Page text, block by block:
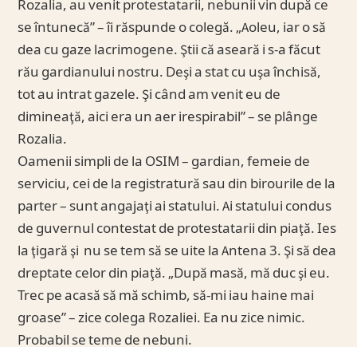
Rozalia, au venit protestatarii, nebunii vin după ce
se întunecă” – îi răspunde o colegă. „Aoleu, iar o să
dea cu gaze lacrimogene. Ştii că aseară i s-a făcut
rău gardianului nostru. Deşi a stat cu uşa închisă,
tot au intrat gazele. Şi când am venit eu de
dimineaţă, aici era un aer irespirabil” – se plânge
Rozalia.
Oamenii simpli de la OSIM – gardian, femeie de
serviciu, cei de la registratură sau din birourile de la
parter – sunt angajaţi ai statului. Ai statului condus
de guvernul contestat de protestatarii din piaţă. Ies
la ţigară şi nu se tem să se uite la Antena 3. Şi să dea
dreptate celor din piaţă. „După masă, mă duc şi eu.
Trec pe acasă să mă schimb, să-mi iau haine mai
groase” – zice colega Rozaliei. Ea nu zice nimic.
Probabil se teme de nebuni.